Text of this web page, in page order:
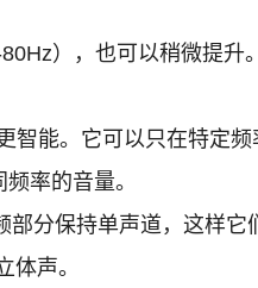
），也可以稍微提
智能。它可以只在特定
率的音量。
部分保持单声道，这样
体声。